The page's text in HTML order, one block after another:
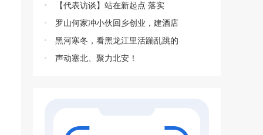
【代表访谈】站在新起点 落实
罗山何家冲小伙回乡创业，建酒店
黑河寒冬，看黑龙江里活蹦乱跳的
声动塞北、聚力北安！